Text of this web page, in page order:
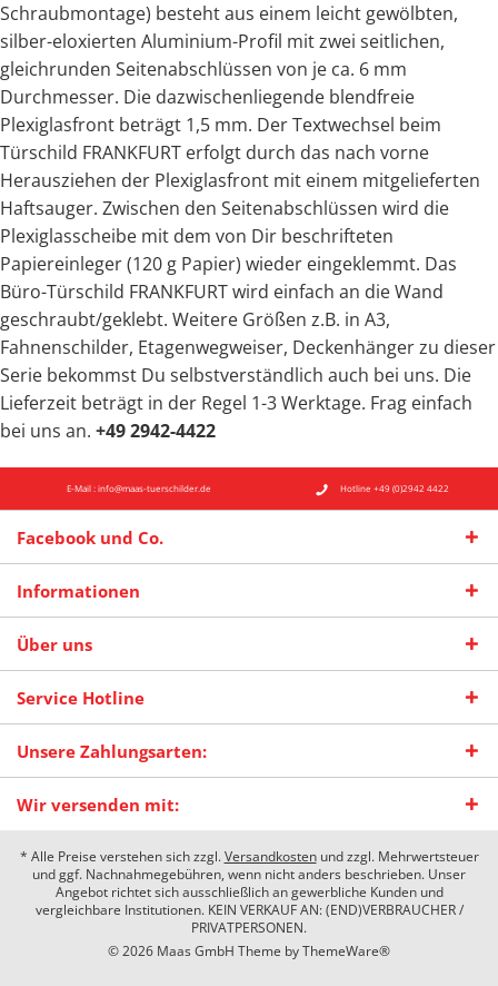
Schraubmontage) besteht aus einem leicht gewölbten,
silber-eloxierten Aluminium-Profil mit zwei seitlichen,
gleichrunden Seitenabschlüssen von je ca. 6 mm
Durchmesser. Die dazwischenliegende blendfreie
Plexiglasfront beträgt 1,5 mm. Der Textwechsel beim
Türschild FRANKFURT erfolgt durch das nach vorne
Herausziehen der Plexiglasfront mit einem mitgelieferten
Haftsauger. Zwischen den Seitenabschlüssen wird die
Plexiglasscheibe mit dem von Dir beschrifteten
Papiereinleger (120 g Papier) wieder eingeklemmt. Das
Büro-Türschild FRANKFURT wird einfach an die Wand
geschraubt/geklebt. Weitere Größen z.B. in A3,
Fahnenschilder, Etagenwegweiser, Deckenhänger zu dieser
Serie bekommst Du selbstverständlich auch bei uns. Die
Lieferzeit beträgt in der Regel 1-3 Werktage. Frag einfach
bei uns an. +49 2942-4422
E-Mail : info@maas-tuerschilder.de Hotline +49 (0)2942 4422
Facebook und Co.
Informationen
Über uns
Service Hotline
Unsere Zahlungsarten:
Wir versenden mit:
* Alle Preise verstehen sich zzgl.Versandkostenund zzgl. Mehrwertsteuer
und ggf. Nachnahmegebühren, wenn nicht anders beschrieben. Unser
Angebot richtet sich ausschließlich an gewerbliche Kunden und
vergleichbare Institutionen. KEIN VERKAUF AN: (END)VERBRAUCHER /
PRIVATPERSONEN.
© 2026 Maas GmbH Theme byThemeWare®